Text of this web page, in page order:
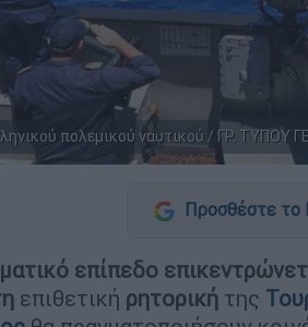
πολεμικού ναυτικού / ΓΡ. ΤΥΠΟΥ
Προσθέστε
επίπεδο
επιθετική ρητορική της